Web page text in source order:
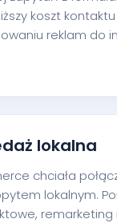
koszt kontaktu
reklam do
lokalna
chciała
lokalnym.
remarketing i